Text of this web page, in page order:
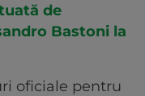
de
Bastoni la
oficiale pentru